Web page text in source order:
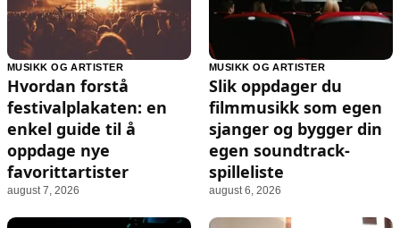
MUSIKK OG ARTISTER
Hvordan forstå
festivalplakaten: en
enkel guide til å
oppdage nye
favorittartister
august 7, 2026
MUSIKK OG ARTISTER
Slik oppdager du
filmmusikk som egen
sjanger og bygger din
egen soundtrack-
spilleliste
august 6, 2026